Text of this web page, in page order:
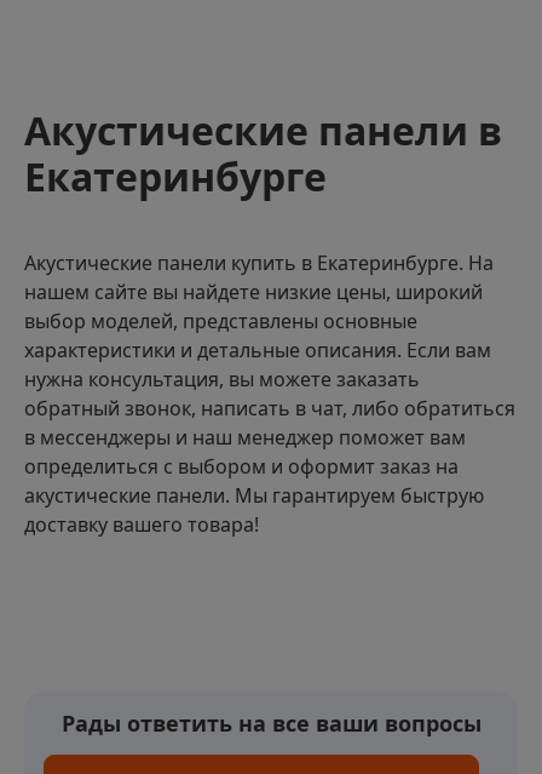
Акустические панели в
Екатеринбурге
Акустические панели купить в Екатеринбурге. На
нашем сайте вы найдете низкие цены, широкий
выбор моделей, представлены основные
характеристики и детальные описания. Если вам
нужна консультация, вы можете заказать
обратный звонок, написать в чат, либо обратиться
в мессенджеры и наш менеджер поможет вам
определиться с выбором и оформит заказ на
акустические панели. Мы гарантируем быструю
доставку вашего товара!
Рады ответить на все ваши вопросы